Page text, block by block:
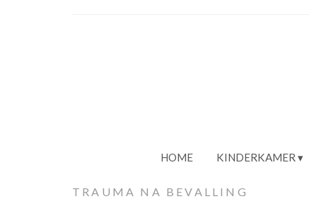
HOME KINDERKAMER
TRAUMA NA BEVALLING